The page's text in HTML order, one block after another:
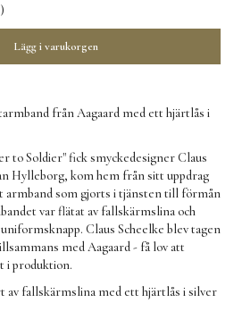
Lägg i varukorgen
från Aagaard med ett hjärtlås i
to Soldier" fick smyckedesigner Claus
Hylleborg, kom hem från sitt uppdrag
armband som gjorts i tjänsten till förmån
var flätat av fallskärmslina och
Claus Scheelke blev tagen
med Aagaard - få lov att
i produktion.
av fallskärmslina med ett hjärtlås i silver